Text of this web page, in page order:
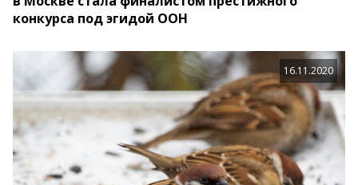
конкурса под эгидой ООН
16.11.2020